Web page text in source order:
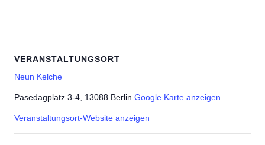
VERANSTALTUNGSORT
Neun Kelche
Pasedagplatz 3-4, 13088 Berlin Google Karte anzeigen
Veranstaltungsort-Website anzeigen